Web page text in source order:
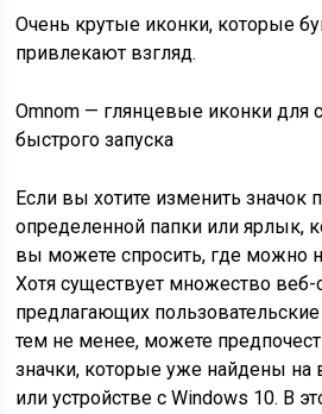
Очень крутые иконки, которые
привлекают взгляд.
Omnom — глянцевые иконки для
быстрого запуска
Если вы хотите изменить значок
определенной папки или ярлык,
вы можете спросить, где можно
Хотя существует множество веб-
предлагающих
тем не менее, можете
значки, которые уже найдены
или устройстве с Windows 10. В